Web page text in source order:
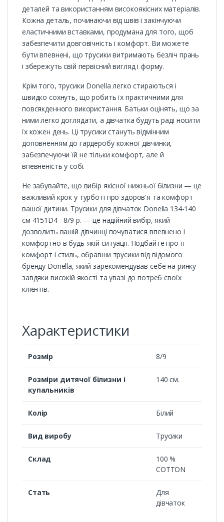
деталей та використанням високоякісних матеріалів.
Кожна деталь, починаючи від швів і закінчуючи
еластичними вставками, продумана для того, щоб
забезпечити довговічність і комфорт. Ви можете
бути впевнені, що трусики витримають безліч прань
і збережуть свій первісний вигляд і форму.
Крім того, трусики Donella легко стираються і
швидко сохнуть, що робить їх практичними для
повсякденного використання. Батьки оцінять, що за
ними легко доглядати, а дівчатка будуть раді носити
їх кожен день. Ці трусики стануть відмінним
доповненням до гардеробу кожної дівчинки,
забезпечуючи їй не тільки комфорт, але й
впевненість у собі.
Не забувайте, що вибір якісної нижньої білизни — це
важливий крок у турботі про здоров'я та комфорт
вашої дитини. Трусики для дівчаток Donella 134-140
см 4151D4 - 8/9 р. — це надійний вибір, який
дозволить вашій дівчинці почуватися впевнено і
комфортно в будь-якій ситуації. Подбайте про її
комфорт і стиль, обравши трусики від відомого
бренду Donella, який зарекомендував себе на ринку
завдяки високій якості та увазі до потреб своїх
клієнтів.
Характеристики
Розмір 8/9
Розміри дитячої білизни і
купальників
140 см.
Колір Білий
Вид виробу Трусики
Склад
100 %
COTTON
Стать
Для
дівчаток